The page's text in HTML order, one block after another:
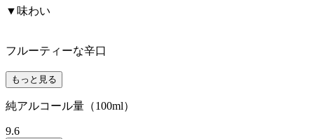
▼味わい
フルーティーな辛口
もっと見る
純アルコール量（100ml）
9.6